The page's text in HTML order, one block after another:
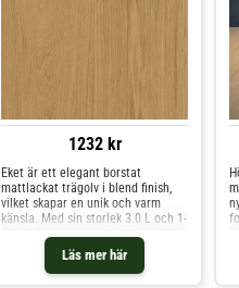
1232 kr
Läs mer här
Eket är ett elegant borstat
mattlackat trägolv i blend finish,
vilket skapar en unik och varm
känsla. Med sin storlek 3.0 L och 1-
stav teknik ger golvet ett snyggt
och hållbart resultat.